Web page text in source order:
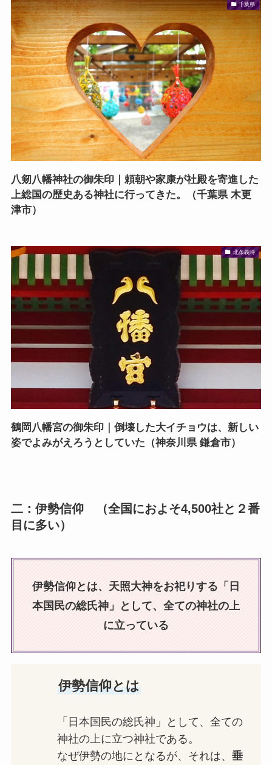
千葉県
八剱八幡神社の御朱印｜頼朝や家康が社殿を寄進した
上総国の歴史ある神社に行ってきた。（千葉県 木更
津市）
北条義時
鶴岡八幡宮の御朱印｜倒壊した大イチョウは、新しい
姿でよみがえろうとしていた（神奈川県 鎌倉市）
二：伊勢信仰 （全国におよそ4,500社と２番
目に多い）
伊勢信仰とは、 天照大神をお祀りする 「日
本国民の総氏神」として、全ての神社の上
に立っている
伊勢信仰とは
「日本国民の総氏神」として、全ての
神社の上に立つ神社である。
なぜ伊勢の地にとなるが、それは、垂